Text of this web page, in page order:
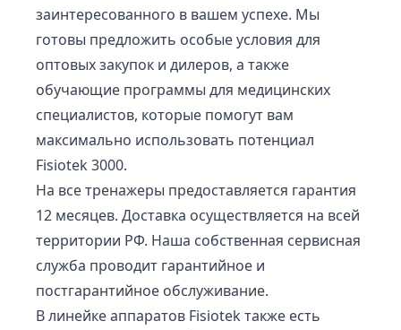
заинтересованного в вашем успехе. Мы
готовы предложить особые условия для
оптовых закупок и дилеров, а также
обучающие программы для медицинских
специалистов, которые помогут вам
максимально использовать потенциал
Fisiotek 3000.
На все тренажеры предоставляется гарантия
12 месяцев. Доставка осуществляется на всей
территории РФ. Наша собственная сервисная
служба проводит гарантийное и
постгарантийное обслуживание.
В линейке аппаратов Fisiotek также есть